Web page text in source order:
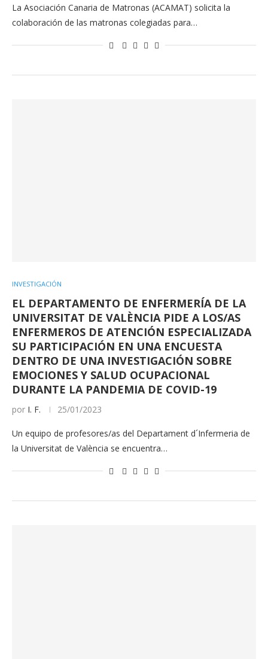
La Asociación Canaria de Matronas (ACAMAT) solicita la
colaboración de las matronas colegiadas para…
INVESTIGACIÓN
EL DEPARTAMENTO DE ENFERMERÍA DE LA
UNIVERSITAT DE VALÈNCIA PIDE A LOS/AS
ENFERMEROS DE ATENCIÓN ESPECIALIZADA
SU PARTICIPACIÓN EN UNA ENCUESTA
DENTRO DE UNA INVESTIGACIÓN SOBRE
EMOCIONES Y SALUD OCUPACIONAL
DURANTE LA PANDEMIA DE COVID-19
por I. F. 25/01/2023
Un equipo de profesores/as del Departament d´Infermeria de
la Universitat de València se encuentra…